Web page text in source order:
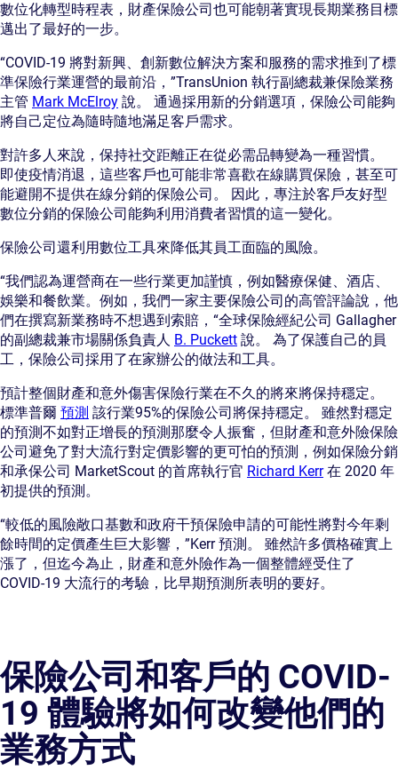
數位化轉型時程表，財產保險公司也可能朝著實現長期業務目標
邁出了最好的一步。
“COVID-19 將對新興、創新數位解決方案和服務的需求推到了標
準保險行業運營的最前沿，”TransUnion 執行副總裁兼保險業務
主管 Mark McElroy 說。 通過採用新的分銷選項，保險公司能夠
將自己定位為隨時隨地滿足客戶需求。
對許多人來說，保持社交距離正在從必需品轉變為一種習慣。
即使疫情消退，這些客戶也可能非常喜歡在線購買保險，甚至可
能避開不提供在線分銷的保險公司。 因此，專注於客戶友好型
數位分銷的保險公司能夠利用消費者習慣的這一變化。
保險公司還利用數位工具來降低其員工面臨的風險。
“我們認為運營商在一些行業更加謹慎，例如醫療保健、酒店、
娛樂和餐飲業。例如，我們一家主要保險公司的高管評論說，他
們在撰寫新業務時不想遇到索賠，“全球保險經紀公司 Gallagher
的副總裁兼市場關係負責人 B. Puckett 說。 為了保護自己的員
工，保險公司採用了在家辦公的做法和工具。
預計整個財產和意外傷害保險行業在不久的將來將保持穩定。
標準普爾 預測 該行業95%的保險公司將保持穩定。 雖然對穩定
的預測不如對正增長的預測那麼令人振奮，但財產和意外險保險
公司避免了對大流行對定價影響的更可怕的預測，例如保險分銷
和承保公司 MarketScout 的首席執行官 Richard Kerr在 2020 年
初提供的預測。
“較低的風險敞口基數和政府干預保險申請的可能性將對今年剩
餘時間的定價產生巨大影響，”Kerr 預測。 雖然許多價格確實上
漲了，但迄今為止，財產和意外險作為一個整體經受住了
COVID-19 大流行的考驗，比早期預測所表明的要好。
保險公司和客戶的 COVID-
19 體驗將如何改變他們的
業務方式